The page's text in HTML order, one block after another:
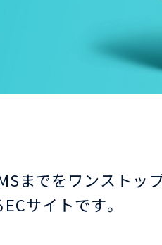
までをワンストッ
サイトです。